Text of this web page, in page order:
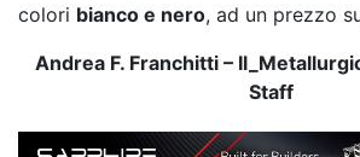
colori bianco e nero, ad un prezzo
Andrea F. Franchitti –
Staff